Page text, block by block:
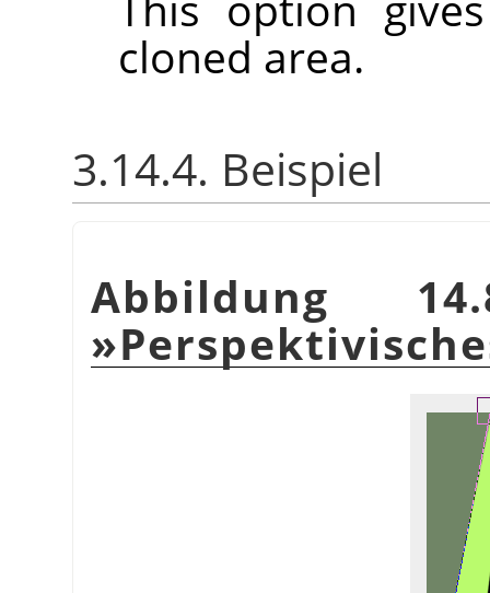
cloned area.
3.14.4. Beispiel
Abbildung